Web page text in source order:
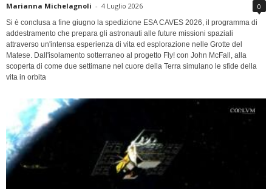
Marianna Michelagnoli - 4 Luglio 2026 0
Si è conclusa a fine giugno la spedizione ESA CAVES 2026, il programma di
addestramento che prepara gli astronauti alle future missioni spaziali
attraverso un'intensa esperienza di vita ed esplorazione nelle Grotte del
Matese. Dall'isolamento sotterraneo al progetto Fly! con John McFall, alla
scoperta di come due settimane nel cuore della Terra simulano le sfide della
vita in orbita